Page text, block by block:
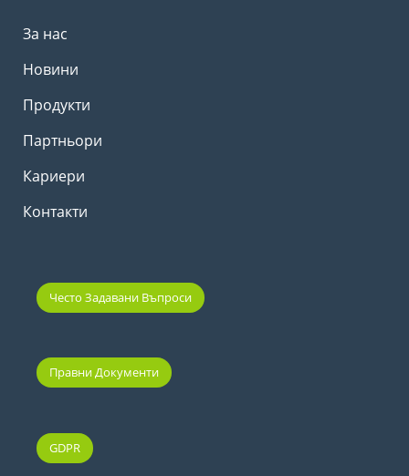
За нас
Новини
Продукти
Партньори
Кариери
Контакти
Често Задавани Въпроси
Правни Документи
GDPR